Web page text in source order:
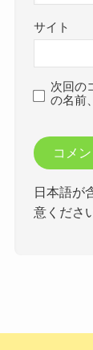
サイト
次回の
の名前
日本語が
意くださ